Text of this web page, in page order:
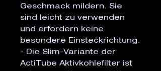
Geschmack mildern. Sie
sind leicht zu verwenden
und erfordern keine
besondere Einsteckrichtung.
- Die Slim-Variante der
ActiTube Aktivkohlefilter ist